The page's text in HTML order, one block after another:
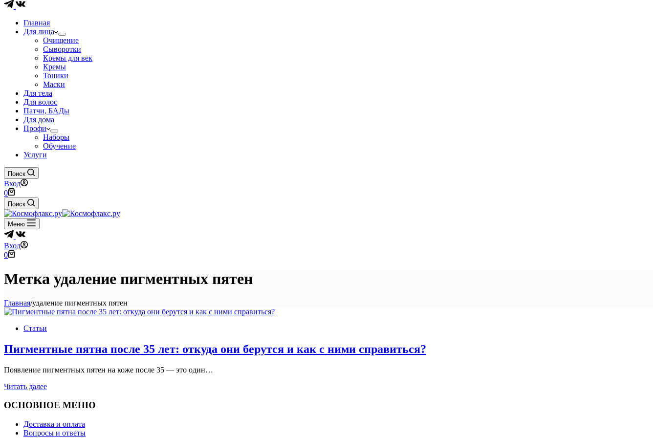
Главная
Для лица
Очищение
Сыворотки
Кремы для век
Кремы
Тоники
Маски
Для тела
Для волос
Патчи, БАДы
Для дома
Профи
Наборы
Обучение
Услуги
Поиск
Вход
Корзина
0
Поиск
Меню
Вход
Корзина
0
Метка удаление пигментных пятен
Главная/удаление пигментных пятен
Статьи
Пигментные пятна после 35 лет: откуда они берутся и как с ними справиться?
Появление пигментных пятен на коже после 35 — это один…
Читать далееПигментные
после
лет:
откуда
ОСНОВНОЕ МЕНЮ
Доставка и оплата
Вопросы и ответы